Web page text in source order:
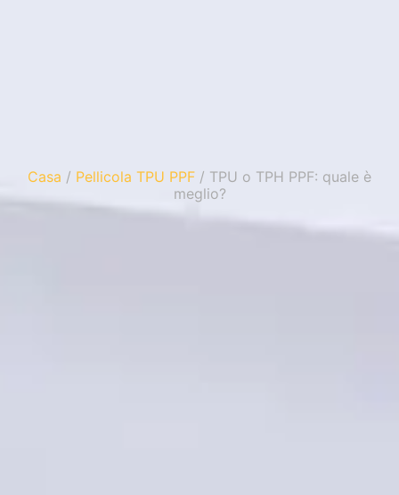
Casa / Pellicola TPU PPF / TPU o TPH PPF: quale è
meglio?